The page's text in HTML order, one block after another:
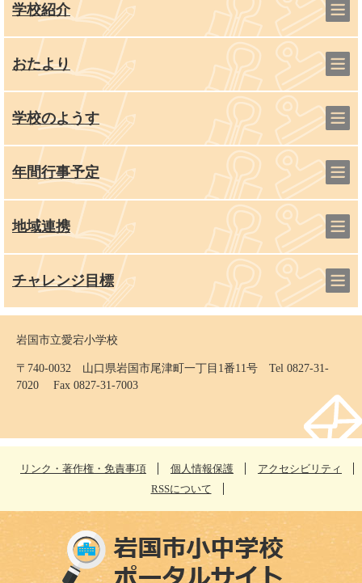
学校紹介
おたより
学校のようす
年間行事予定
地域連携
チャレンジ目標
岩国市立愛宕小学校
〒740-0032 山口県岩国市尾津町一丁目1番11号 Tel 0827-31-
7020 Fax 0827-31-7003
リンク・著作権・免責事項 個人情報保護
アクセシビリティ
RSSについて